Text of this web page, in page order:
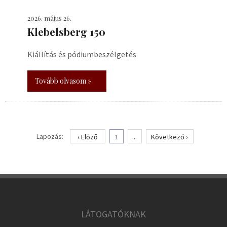
2026. május 26.
Klebelsberg 150
Kiállítás és pódiumbeszélgetés
Tovább olvasom »
Lapozás: ‹ Előző 1 ... Következő ›
LÁTOGATÓKNAK